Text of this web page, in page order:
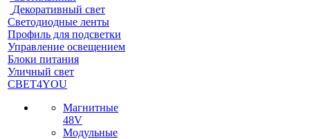
Декоративный свет
Светодиодные ленты
Профиль для подсветки
Управление освещением
Блоки питания
Уличный свет
СВЕТ4YOU
Магнитные
48V
Модульные